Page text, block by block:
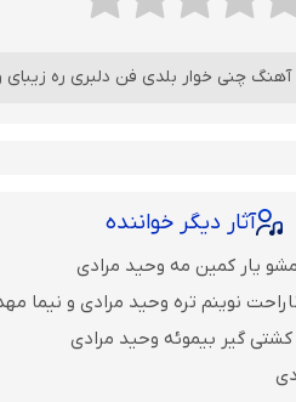
آهنگ چنی خوار بلدی فن دلبری ره
آثار دیگر خواننده
یار کمین مه وحید مرادی
نوینم تره وحید مرادی و نیما
کشتی گیر بیموئه وحید مرادی